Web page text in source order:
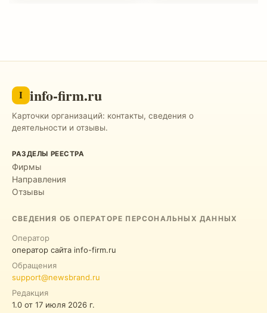
I info-firm.ru
Карточки организаций: контакты, сведения о
деятельности и отзывы.
РАЗДЕЛЫ РЕЕСТРА
Фирмы
Направления
Отзывы
СВЕДЕНИЯ ОБ ОПЕРАТОРЕ ПЕРСОНАЛЬНЫХ ДАННЫХ
Оператор
оператор сайта info-firm.ru
Обращения
support@newsbrand.ru
Редакция
1.0 от 17 июля 2026 г.